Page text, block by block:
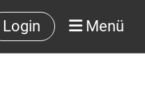
Login Menü